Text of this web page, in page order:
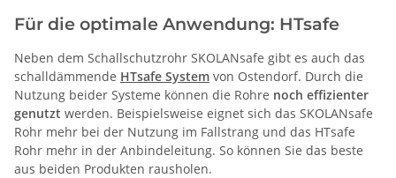
Für die optimale Anwendung: HTsafe
Neben dem Schallschutzrohr SKOLANsafe gibt es auch das
schalldämmende HTsafe System von Ostendorf. Durch die
Nutzung beider Systeme können die Rohre noch effizienter
genutzt werden. Beispielsweise eignet sich das SKOLANsafe
Rohr mehr bei der Nutzung im Fallstrang und das HTsafe
Rohr mehr in der Anbindeleitung. So können Sie das beste
aus beiden Produkten rausholen.